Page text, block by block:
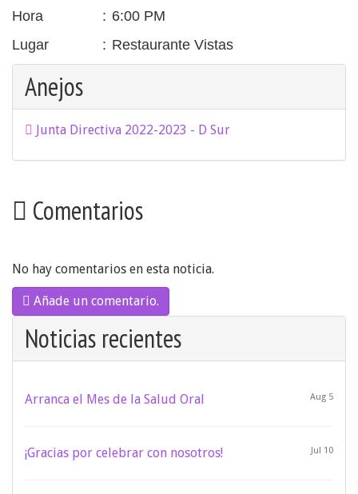
Hora
: 6:00 PM
Lugar
: Restaurante Vistas
Anejos
Junta Directiva 2022-2023 - D Sur
Comentarios
No hay comentarios en esta noticia.
Añade un comentario.
Noticias recientes
Aug 5
Arranca el Mes de la Salud Oral
Jul 10
¡Gracias por celebrar con nosotros!